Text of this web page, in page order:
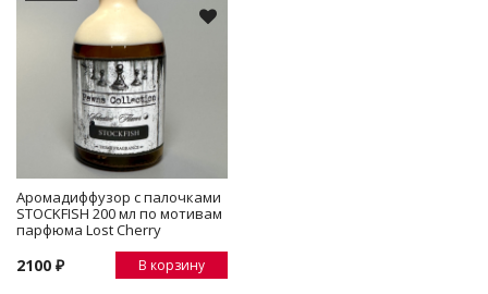
Аромадиффузор с палочками
STOCKFISH 200 мл по мотивам
парфюма Lost Cherry
2100 ₽
В корзину